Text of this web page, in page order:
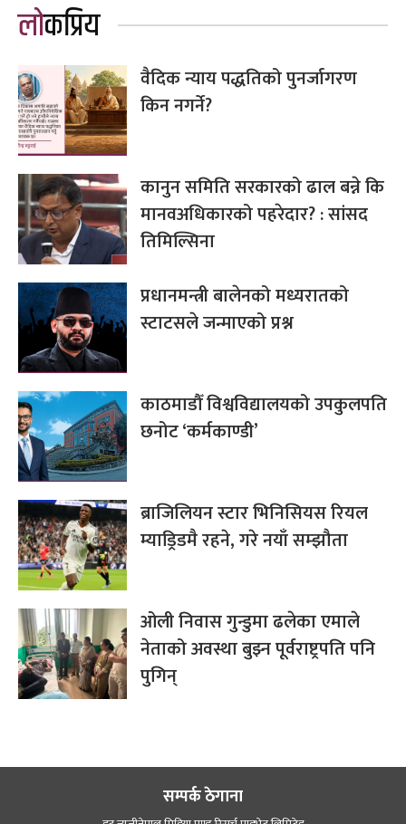
लोकप्रिय
वैदिक न्याय पद्धतिको पुनर्जागरण
किन नगर्ने?
कानुन समिति सरकारको ढाल बन्ने कि
मानवअधिकारको पहरेदार? : सांसद
तिमिल्सिना
प्रधानमन्त्री बालेनको मध्यरातको
स्टाटसले जन्माएको प्रश्न
काठमाडौँ विश्वविद्यालयको उपकुलपति
छनोट ‘कर्मकाण्डी’
ब्राजिलियन स्टार भिनिसियस रियल
म्याड्रिडमै रहने, गरे नयाँ सम्झौता
ओली निवास गुन्डुमा ढलेका एमाले
नेताको अवस्था बुझ्न पूर्वराष्ट्रपति पनि
पुगिन्
सम्पर्क ठेगाना